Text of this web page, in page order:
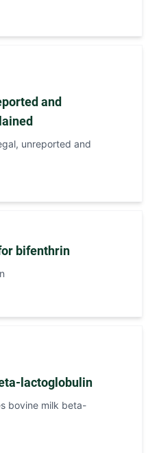
and
unreported and
bifenthrin
lactoglobulin
bovine milk beta-